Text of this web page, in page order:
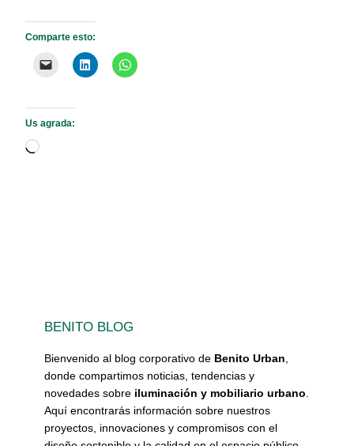
Comparte esto:
Us agrada:
S'està
BENITO BLOG
Bienvenido al blog corporativo de Benito Urban,
donde compartimos noticias, tendencias y
novedades sobre iluminación y mobiliario urbano.
Aquí encontrarás información sobre nuestros
proyectos, innovaciones y compromisos con el